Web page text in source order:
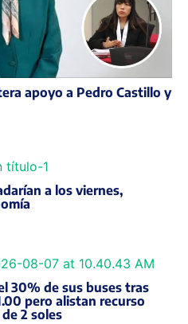
apoyo a Pedro Castillo y
a los viernes,
30% de sus buses tras
pero alistan recurso
2 soles